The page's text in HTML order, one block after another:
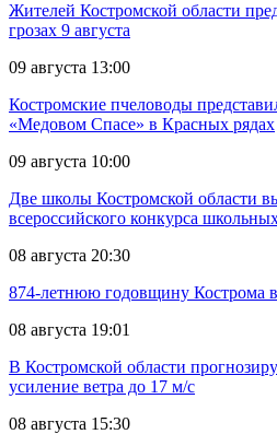
Жителей Костромской области
грозах 9 августа
09 августа 13:00
Костромские пчеловоды
«Медовом Спасе» в Красных рядах
09 августа 10:00
Две школы Костромской области
всероссийского конкурса
08 августа 20:30
874-летнюю годовщину Кострома
08 августа 19:01
В Костромской области
усиление ветра до 17 м/с
08 августа 15:30